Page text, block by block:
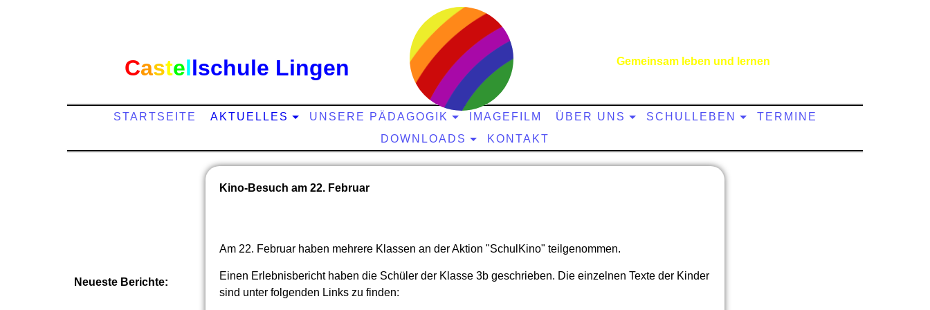
Castellschule Lingen Gemeinsam leben und lernen
STARTSEITE AKTUELLES UNSERE PÄDAGOGIK IMAGEFILM ÜBER UNS SCHULLEBEN
TERMINE
DOWNLOADS
KONTAKT
Kino-Besuch am 22. Februar
Am 22. Februar haben mehrere Klassen an der Aktion "SchulKino" teilgenommen.
Einen Erlebnisbericht haben die Schüler der Klasse 3b geschrieben. Die einzelnen Texte der Kinder
sind unter folgenden Links zu finden:
Neueste Berichte: